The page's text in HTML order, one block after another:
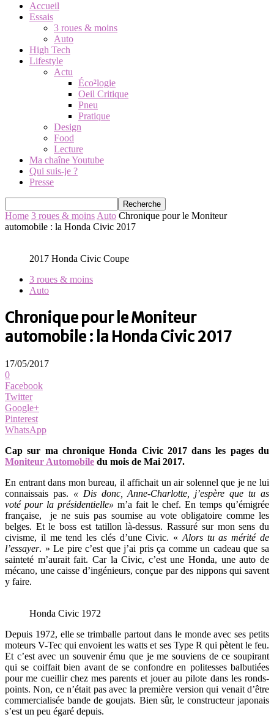
Accueil
Essais
3 roues & moins
Auto
High Tech
Lifestyle
Actu
Éco²logie
Oeil Critique
Pneu
Pratique
Design
Food
Lecture
Ma chaîne Youtube
Qui suis-je ?
Presse
Home 3 roues & moins Auto Chronique pour le Moniteur
automobile : la Honda Civic 2017
2017 Honda Civic Coupe
3 roues & moins
Auto
Chronique pour le Moniteur
automobile : la Honda Civic 2017
17/05/2017
0
Facebook
Twitter
Google+
Pinterest
WhatsApp
Cap sur ma chronique Honda Civic 2017 dans les pages du
Moniteur Automobile du mois de Mai 2017.
En entrant dans mon bureau, il affichait un air solennel que je ne lui
connaissais pas. « Dis donc, Anne-Charlotte, j’espère que tu as
voté pour la présidentielle» m’a fait le chef. En temps qu’émigrée
française, je ne suis pas soumise au vote obligatoire comme les
belges. Et le boss est tatillon là-dessus. Rassuré sur mon sens du
civisme, il me tend les clés d’une Civic. « Alors tu as mérité de
l’essayer. » Le pire c’est que j’ai pris ça comme un cadeau que sa
sainteté m’aurait fait. Car la Civic, c’est une Honda, une auto de
mécano, une caisse d’ingénieurs, conçue par des nippons qui savent
y faire.
Honda Civic 1972
Depuis 1972, elle se trimballe partout dans le monde avec ses petits
moteurs V-Tec qui envoient les watts et ses Type R qui pètent le feu.
Et c’est avec un souvenir ému que je me souviens de ce soupirant
qui se coiffait bien avant de se confondre en politesses balbutiées
pour me cueillir chez mes parents et jouer au pilote dans les ronds-
points. Non, ce n’était pas avec la première version qui venait d’être
commercialisée bande de goujats. Bien sûr, le constructeur japonais
s’est un peu égaré depuis.